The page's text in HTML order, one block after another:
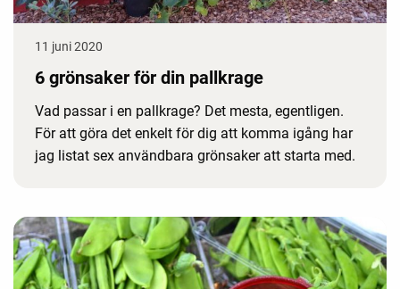
11 juni 2020
6 grönsaker för din pallkrage
Vad passar i en pallkrage? Det mesta, egentligen.
För att göra det enkelt för dig att komma igång har
jag listat sex användbara grönsaker att starta med.